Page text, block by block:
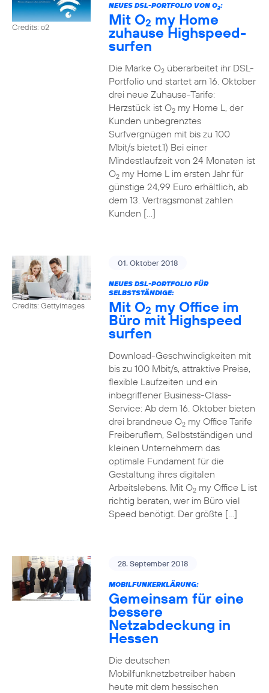
Credits: o2
NEUES DSL-PORTFOLIO VON O2:
Mit O2 my Home
zuhause Highspeed-
surfen
Die Marke O2überarbeitet ihr DSL-
Portfolio und startet am 16. Oktober
drei neue Zuhause-Tarife:
Herzstück ist O2my Home L, der
Kunden unbegrenztes
Surfvergnügen mit bis zu 100
Mbit/s bietet.1) Bei einer
Mindestlaufzeit von 24 Monaten ist
O2my Home L im ersten Jahr für
günstige 24,99 Euro erhältlich, ab
dem 13. Vertragsmonat zahlen
Kunden […]
Credits: Gettyimages
01. Oktober 2018
NEUES DSL-PORTFOLIO FÜR
SELBSTSTÄNDIGE:
Mit O2 my Office im
Büro mit Highspeed
surfen
Download-Geschwindigkeiten mit
bis zu 100 Mbit/s, attraktive Preise,
flexible Laufzeiten und ein
inbegriffener Business-Class-
Service: Ab dem 16. Oktober bieten
drei brandneue O2my Office Tarife
Freiberuflern, Selbstständigen und
kleinen Unternehmern das
optimale Fundament für die
Gestaltung ihres digitalen
Arbeitslebens. Mit O2my Office L ist
richtig beraten, wer im Büro viel
Speed benötigt. Der größte […]
28. September 2018
MOBILFUNKERKLÄRUNG:
Gemeinsam für eine
bessere
Netzabdeckung in
Hessen
Die deutschen
Mobilfunknetzbetreiber haben
heute mit dem hessischen